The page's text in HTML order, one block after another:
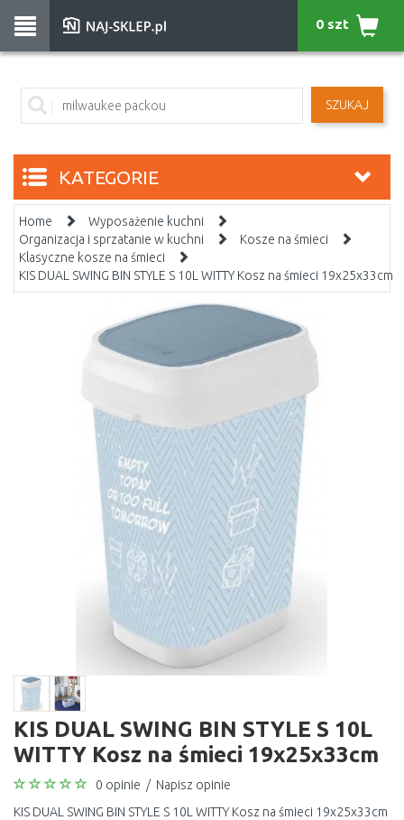
SZUKAJ
0 szt
KATEGORIE
Home
Wyposażenie kuchni
Organizacja i sprzatanie w kuchni
Kosze na śmieci
Klasyczne kosze na śmieci
KIS DUAL SWING BIN STYLE S 10L WITTY Kosz na śmieci 19x25x33cm
KIS DUAL SWING BIN STYLE S 10L
WITTY Kosz na śmieci 19x25x33cm
0 opinie / Napisz opinie
KIS DUAL SWING BIN STYLE S 10L WITTY Kosz na śmieci 19x25x33cm